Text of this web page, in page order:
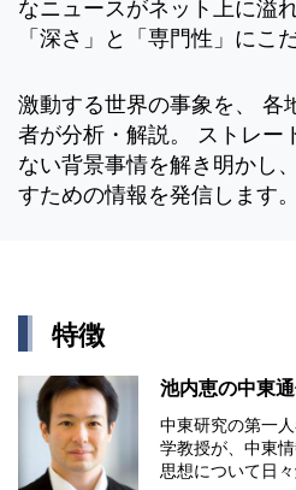
なニュースがネット上に溢
「深さ」と「専門性」にこ
激動する世界の事象を、 各
者が分析・解説。 ストレー
ない背景事情を解き明かし
すための情報を発信します。
特徴
池内恵の中東
中東研究の第⼀
学教授が、中東
思想について⽇々